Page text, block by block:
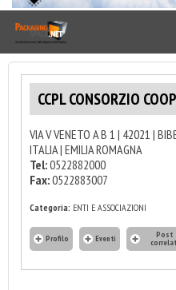
CCPL CONSORZIO
VIA V VENETO A B 1 | 42021 |
ITALIA | EMILIA ROMAGNA
Tel:0522882000
Fax:0522883007
Categoria: ENTI E ASSOCIAZIONI
Profilo Eventi Post